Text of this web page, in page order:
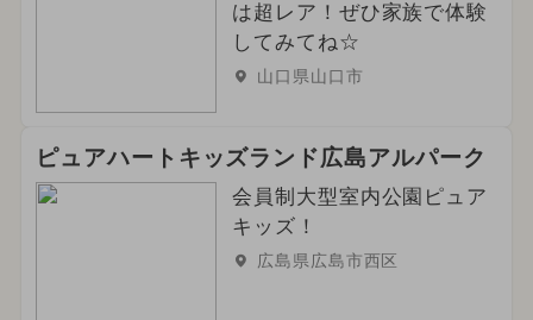
は超レア！ぜひ家族で体験
してみてね☆
山口県山口市
ピュアハートキッズランド広島アルパーク
会員制大型室内公園ピュア
キッズ！
広島県広島市西区